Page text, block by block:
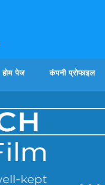
होम पेज कंपनी प्रोफाइल